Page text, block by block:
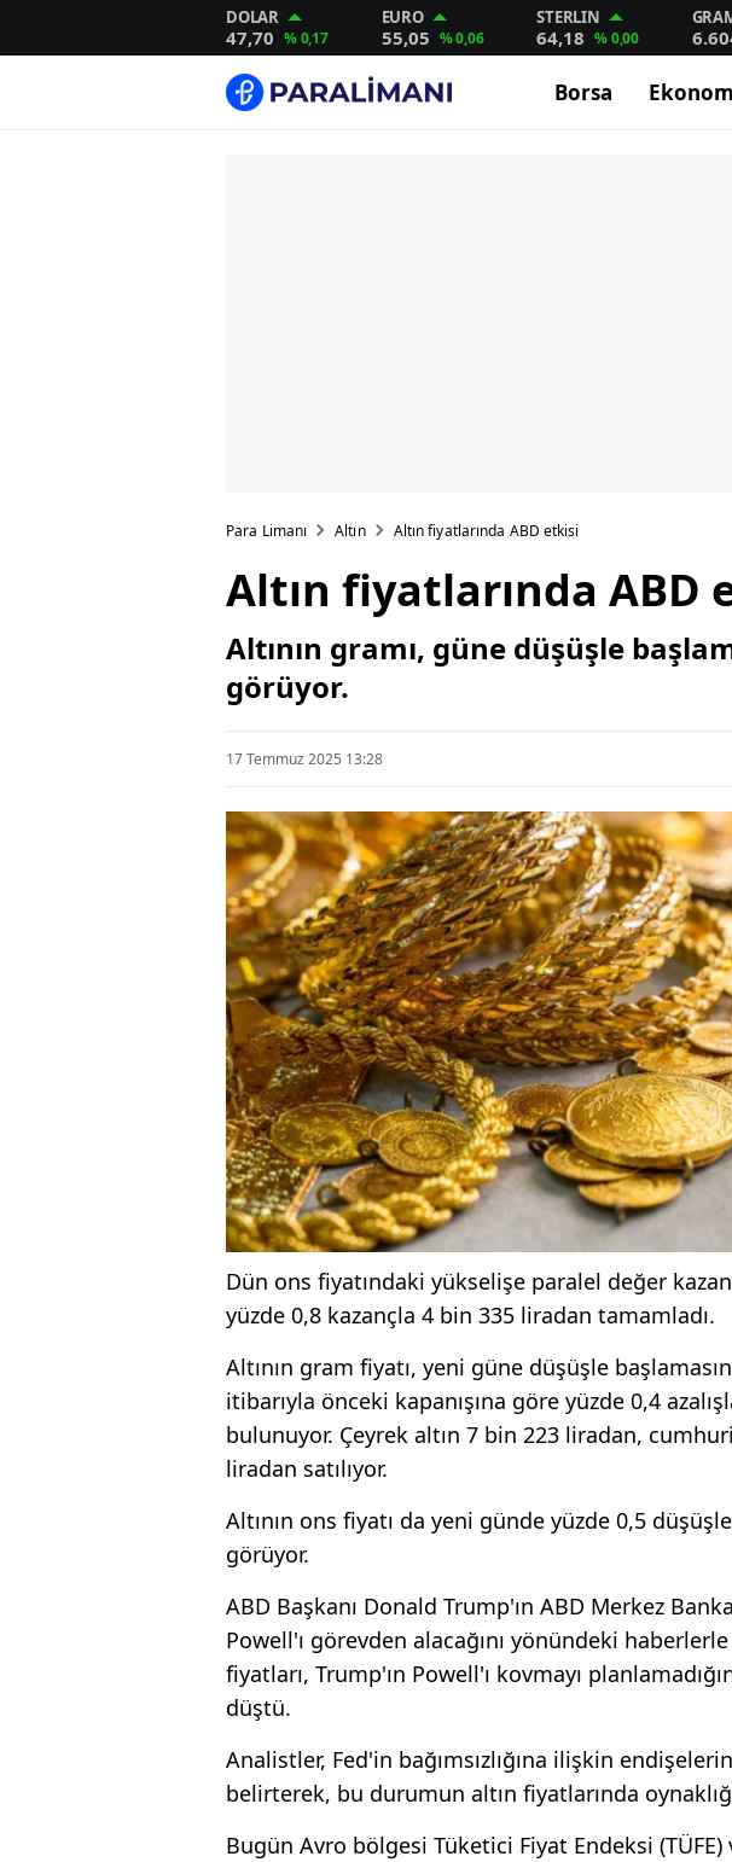
DOLAR
47,70 % 0,17
EURO
55,05 % 0,06
STERLIN
64,18 % 0,00
Borsa
Para Limanı Altın Altın fiyatlarında ABD etkisi
Altın fiyatlarında ABD
Altının gramı, güne düşüşle
görüyor.
17 Temmuz 2025 13:28
Dün ons fiyatındaki yükselişe paralel değer
yüzde 0,8 kazançla 4 bin 335 liradan tamamladı.
Altının gram fiyatı, yeni güne düşüşle
itibarıyla önceki kapanışına göre yüzde 0,4
bulunuyor. Çeyrek altın 7 bin 223 liradan,
liradan satılıyor.
Altının ons fiyatı da yeni günde yüzde 0,5
görüyor.
ABD Başkanı Donald Trump'ın ABD Merkez
Powell'ı görevden alacağını yönündeki
fiyatları, Trump'ın Powell'ı kovmayı
düştü.
Analistler, Fed'in bağımsızlığına ilişkin
belirterek, bu durumun altın fiyatlarında
Bugün Avro bölgesi Tüketici Fiyat Endeksi (TÜFE)